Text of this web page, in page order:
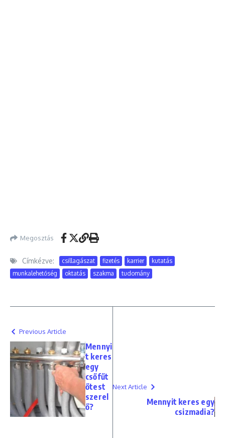
Megosztás
Címkézve: csillagászat fizetés karrier
kutatás
munkalehetőség
oktatás szakma tudomány
Previous Article
Mennyi
t keres
egy
csőfűt
őtest
szerel
ő?
Next Article
Mennyit keres egy
csizmadia?